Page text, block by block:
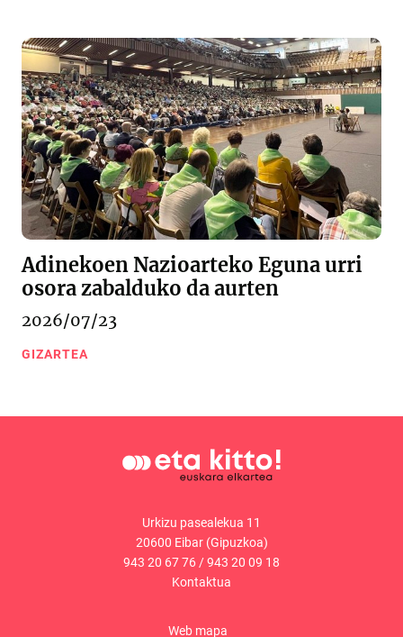
Adinekoen Nazioarteko Eguna urri
osora zabalduko da aurten
2026/07/23
GIZARTEA
Urkizu pasealekua 11
20600 Eibar (Gipuzkoa)
943 20 67 76 /943 20 09 18
Kontaktua
Web mapa